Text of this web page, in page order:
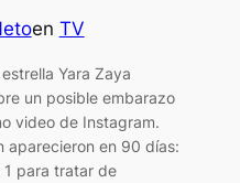
en TV
Yara Zaya
un posible embarazo
video de Instagram.
aparecieron en 90 días:
1 para tratar de